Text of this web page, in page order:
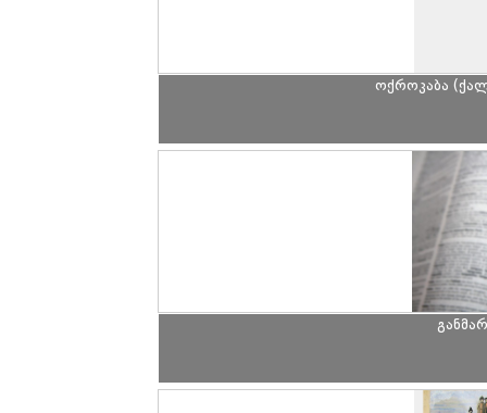
ოქროკაბა